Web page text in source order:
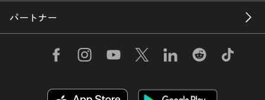
パートナー